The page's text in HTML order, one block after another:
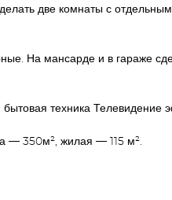
две комнаты с
На мансарде и в гараже
техника Телевидение
— 350м², жилая — 115 м².